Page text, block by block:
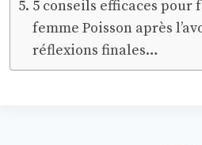
5 conseils efficaces
femme Poisson après
réflexions finales…